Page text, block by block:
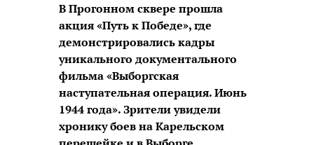
В Прогонном сквере прошла
акция «Путь к Победе», где
демонстрировались кадры
уникального документального
фильма «Выборгская
наступательная операция. Июнь
1944 года». Зрители увидели
хронику боев на Карельском